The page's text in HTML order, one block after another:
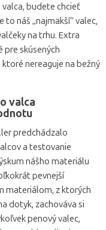
budete chcieť
náš „najmäkší“ valec,
na trhu. Extra
pre skúsených
nereaguje na bežný
valca
predchádzalo
a testovanie
nášho materiálu
pevnejší
materiálom, z ktorých
dotyk, zachováva si
penový valec,